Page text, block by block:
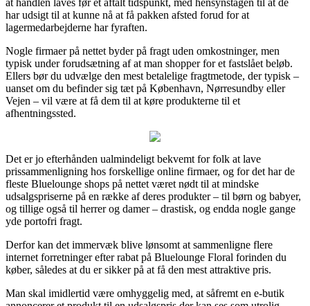
har udsigt til at kunne nå at få pakken afsted forud for at
lagermedarbejderne har fyraften.
Nogle firmaer på nettet byder på fragt uden omkostninger, men
typisk under forudsætning af at man shopper for et fastslået beløb.
Ellers bør du udvælge den mest betalelige fragtmetode, der typisk –
uanset om du befinder sig tæt på København, Nørresundby eller
Vejen – vil være at få dem til at køre produkterne til et
afhentningssted.
Det er jo efterhånden ualmindeligt bekvemt for folk at lave
prissammenligning hos forskellige online firmaer, og for det har de
fleste Bluelounge shops på nettet været nødt til at mindske
udsalgspriserne på en række af deres produkter – til børn og babyer,
og tillige også til herrer og damer – drastisk, og endda nogle gange
yde portofri fragt.
Derfor kan det immervæk blive lønsomt at sammenligne flere
internet forretninger efter rabat på Bluelounge Floral forinden du
køber, således at du er sikker på at få den mest attraktive pris.
Man skal imidlertid være omhyggelig med, at såfremt en e-butik